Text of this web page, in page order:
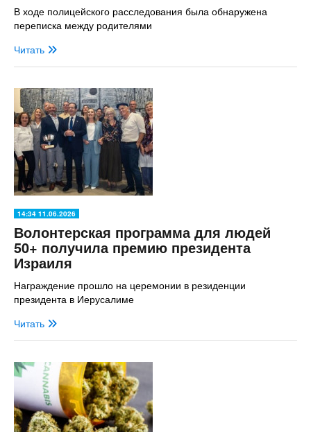
В ходе полицейского расследования была обнаружена
переписка между родителями
Читать
14:34 11.06.2026
Волонтерская программа для людей
50+ получила премию президента
Израиля
Награждение прошло на церемонии в резиденции
президента в Иерусалиме
Читать